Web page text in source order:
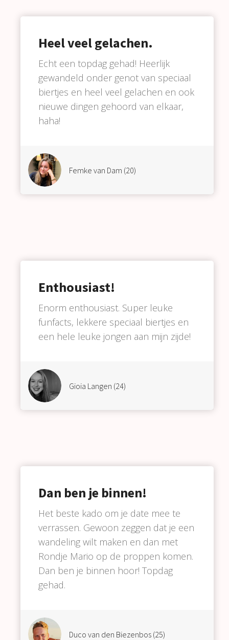
Heel veel gelachen.
Echt een topdag gehad! Heerlijk
gewandeld onder genot van speciaal
biertjes en heel veel gelachen en ook
nieuwe dingen gehoord van elkaar,
haha!
Femke van Dam (20)
Enthousiast!
Enorm enthousiast. Super leuke
funfacts, lekkere speciaal biertjes en
een hele leuke jongen aan mijn zijde!
Gioia Langen (24)
Dan ben je binnen!
Het beste kado om je date mee te
verrassen. Gewoon zeggen dat je een
wandeling wilt maken en dan met
Rondje Mario op de proppen komen.
Dan ben je binnen hoor! Topdag
gehad.
Duco van den Biezenbos (25)